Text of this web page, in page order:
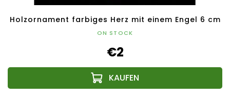
Holzornament farbiges Herz mit einem Engel 6 cm
ON STOCK
€2